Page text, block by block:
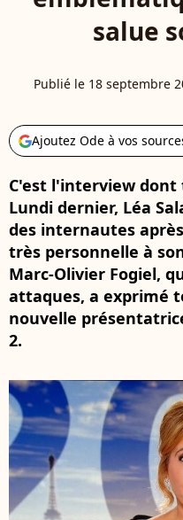
salue
Publié le 18 septembre
Ajoutez Ode à vos
C'est l'interview
Lundi dernier, Léa
des internautes
très personnelle à
Marc-Olivier Fogiel,
attaques, a exprimé
nouvelle
2.